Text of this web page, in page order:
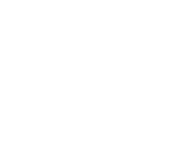
才付款」的支付方式。 讓您購物簡單
、不需儲值。
上)免運費